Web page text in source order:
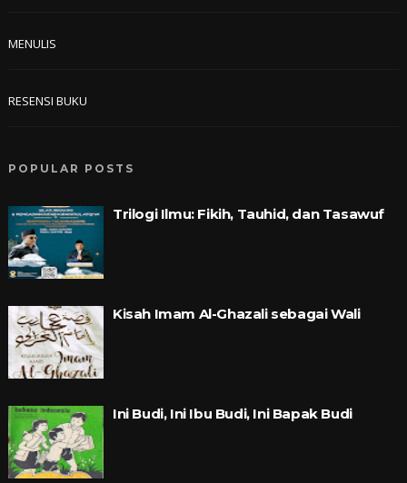
MENULIS
RESENSI BUKU
POPULAR POSTS
Trilogi Ilmu: Fikih, Tauhid, dan Tasawuf
Kisah Imam Al-Ghazali sebagai Wali
Ini Budi, Ini Ibu Budi, Ini Bapak Budi